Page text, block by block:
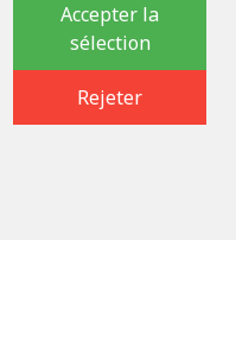
Accepter la
sélection
Rejeter